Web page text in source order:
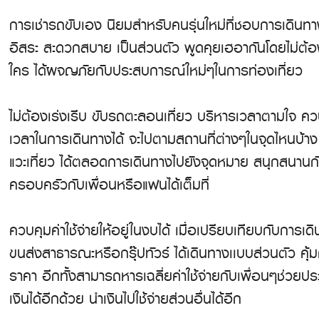
การเช่ารถขับเอง นิยมสำหรับคนรุ่นใหม่ที่ชอบการเดินท
อิสระ สะดวกสบาย เป็นส่วนตัว พูดคุยเฮอากันโดยไม่ต้อ
ใคร ได้ผจญภัยกับประสบการณ์ใหม่ๆในการท่องเที่ยว
ไม่ต้องเร่งเรีบ ขับรถตะลอนเที่ยว บริหารเวลาตามใจ ค
เวลาในการเดินทางได้ จะไปตามสถานที่ต่างๆในจุดไหนบ้า
แวะเที่ยว ได้ตลอดการเดินทางไปยังจุดหมาย สนุกสนาน
ครอบครัวกับเพื่อนหรือแฟนได้เต็มที่
ควบคุมค่าใช้จ่ายให้อยู่ในงบได้ เมื่อเปรียบเทียบกับการเ
ขนส่งสาธารณะหรือกรุ๊ปทัวร์ ได้เดินทางเเบบส่วนตัว คุ้
ราคา อีกทั้งสามารถหารเฉลี่ยค่าใช้จ่ายกับเพื่อนๆช่วยป
เงินได้อีกด้วย นำเงินไปใช้จ่ายส่วนอื่นได้อีก